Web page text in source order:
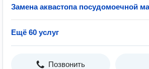
Замена аквастопа посудомоечной
Ещё 60 услуг
Позвонить